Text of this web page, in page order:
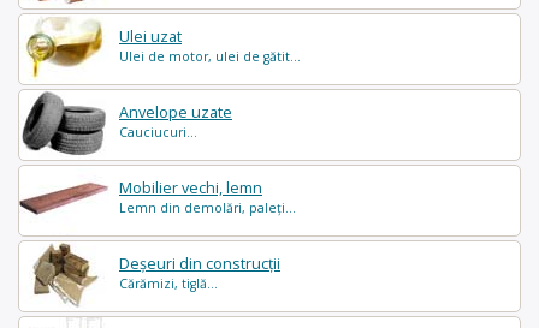
Ulei uzat
Ulei de motor, ulei de gătit...
Anvelope uzate
Cauciucuri...
Mobilier vechi, lemn
Lemn din demolări, paleți...
Deșeuri din construcții
Cărămizi, tiglă...